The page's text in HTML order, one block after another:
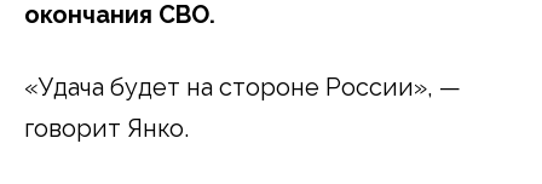
окончания СВО.
«Удача будет на стороне России», —
говорит Янко.